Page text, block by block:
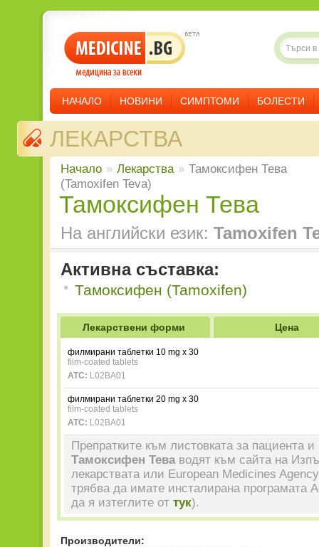
НАЧАЛО НОВИНИ СИМПТОМИ БОЛЕСТИ
ЛЕКАРСТВА
Начало » Лекарства » Тамоксифен Тева
(Tamoxifen Teva)
Тамоксифен Тева
На английски език: Tamoxifen
Активна съставка:
Тамоксифен (Tamoxifen)
Лекарствени форми Цена
филмирани таблетки 10 mg x 30
film-coated tablets
ATC: L02BA01
филмирани таблетки 20 mg x 30
film-coated tablets
ATC: L02BA01
Препратките към листовката за пациента и
Тамоксифен Теваводят към сайта на
лекарствата или European Medicines
трябва да имате инсталирана програмата
да я изтеглите от тук).
Производители: